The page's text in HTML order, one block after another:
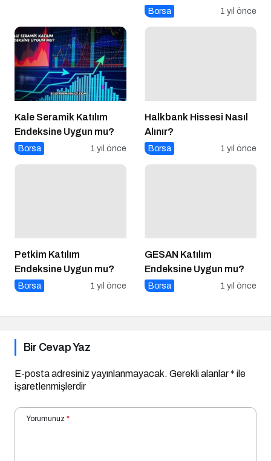
Borsa 1 yıl önce
Kale Seramik Katılım
Endeksine Uygun mu?
Borsa 1 yıl önce
Halkbank Hissesi Nasıl
Alınır?
Borsa 1 yıl önce
Petkim Katılım
Endeksine Uygun mu?
Borsa 1 yıl önce
GESAN Katılım
Endeksine Uygun mu?
Borsa 1 yıl önce
Bir Cevap Yaz
E-posta adresiniz yayınlanmayacak. Gerekli alanlar* ile
işaretlenmişlerdir
Yorumunuz *